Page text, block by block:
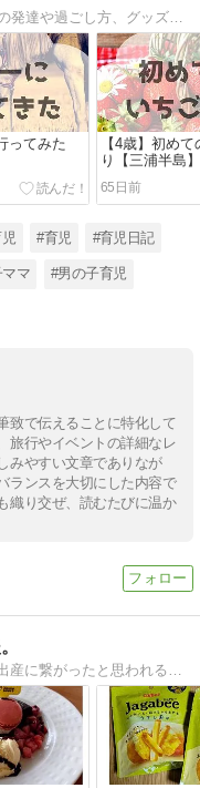
4月からプレ幼稚園に通う予定！2歳児の発達や過ごし方、グッズやおもちゃレビューなど。右も左も分からなんなりにガンバッテイル。
ってみた
【4歳】初め
り【三浦半島】
65日前
#育児 #育児日記
マ #男の子育児
致で伝えることに特化して
旅行やイベントの詳細なレ
みやすい文章でありなが
ランスを大切にした内容で
織り交ぜ、読むたびに温か
無事に高齢出産するまでの妊活の話、出産に繋がったと思われることやグッズ紹介。少しずつ思い出しながら書いてます。現在2歳の娘の話も書いてます。